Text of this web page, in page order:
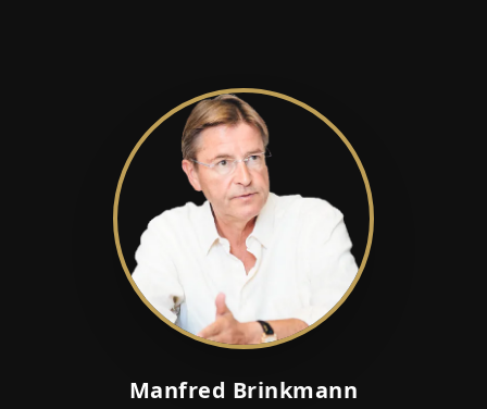
Manfred Brinkmann